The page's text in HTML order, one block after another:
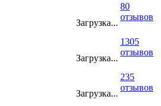
Загрузка...
80
отзывов
Загрузка...
1305
отзывов
Загрузка...
235
отзывов